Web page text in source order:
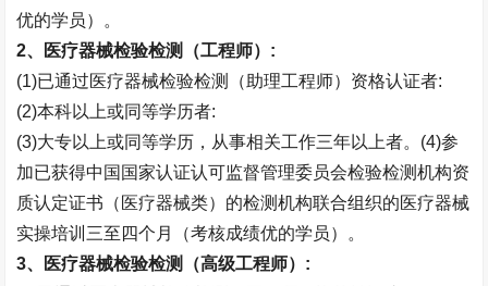
优的学员）。
2、医疗器械检验检测（工程师） :
(1)已通过医疗器械检验检测（助理工程师）资格认证者:
(2)本科以上或同等学历者:
(3)大专以上或同等学历，从事相关工作三年以上者。 (4)参
加已获得中国国家认证认可监督管理委员会检验检测机构资
质认定证书（医疗器械类）的检测机构联合组织的医疗器械
实操培训三至四个月（考核成绩优的学员）。
3、医疗器械检验检测（高级工程师） :